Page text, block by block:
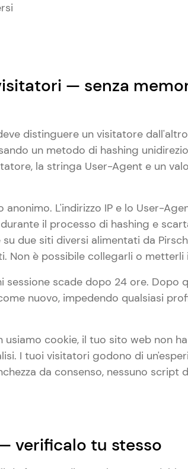
— senza
distinguere un visitatore
un metodo di hashing
la stringa User-Agent e un
L'indirizzo IP e lo User-
il processo di hashing e
due siti diversi alimentati da
è possibile collegarli o metterli
sessione scade dopo 24 ore. Dopo
nuovo, impedendo qualsiasi
cookie, il tuo sito web non
I tuoi visitatori godono di
da consenso, nessuno script
verificalo tu stesso